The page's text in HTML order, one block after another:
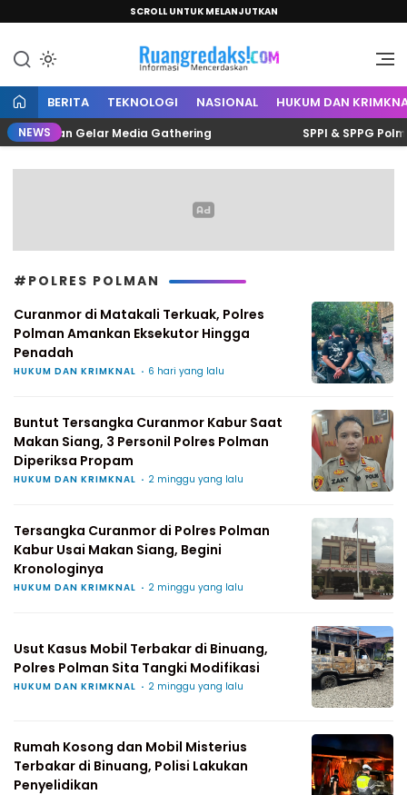
SCROLL UNTUK MELANJUTKAN
Ruang Redaksi
Informasi Mencerdaskan
BERITA TEKNOLOGI NASIONAL HUKUM DAN
NEWSGelar Media Gathering SPPI & SPPG
#POLRES POLMAN
Curanmor di Matakali Terkuak, Polres
Polman Amankan Eksekutor Hingga
Penadah
HUKUM DAN KRIMKNAL 6 hari yang lalu
Buntut Tersangka Curanmor Kabur Saat
Makan Siang, 3 Personil Polres Polman
Diperiksa Propam
HUKUM DAN KRIMKNAL 2 minggu yang lalu
Tersangka Curanmor di Polres Polman
Kabur Usai Makan Siang, Begini
Kronologinya
HUKUM DAN KRIMKNAL 2 minggu yang lalu
Usut Kasus Mobil Terbakar di Binuang,
Polres Polman Sita Tangki Modifikasi
HUKUM DAN KRIMKNAL 2 minggu yang lalu
Rumah Kosong dan Mobil Misterius
Terbakar di Binuang, Polisi Lakukan
Penyelidikan